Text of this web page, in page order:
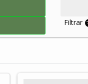
Filtrar